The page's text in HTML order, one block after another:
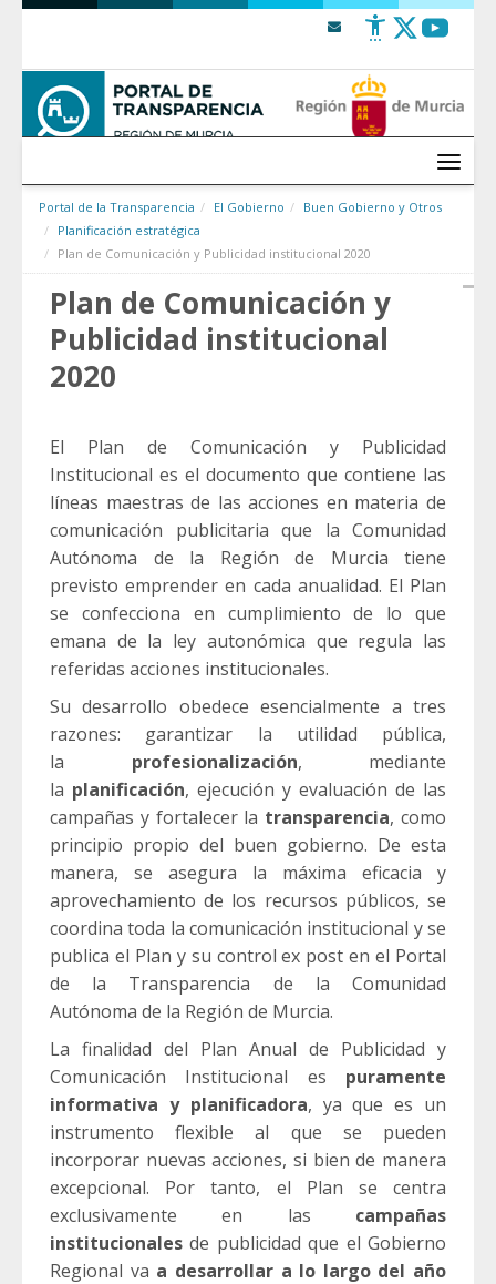
Saltar al contenido
Menú
Portal de la Transparencia El Gobierno
Buen Gobierno y Otros
Planificación estratégica
Plan de Comunicación y Publicidad institucional 2020
Plan de Comunicación y
Publicidad institucional
2020
El Plan de Comunicación y Publicidad
Institucional es el documento que contiene las
líneas maestras de las acciones en materia de
comunicación publicitaria que la Comunidad
Autónoma de la Región de Murcia tiene
previsto emprender en cada anualidad. El Plan
se confecciona en cumplimiento de lo que
emana de la ley autonómica que regula las
referidas acciones institucionales.
Su desarrollo obedece esencialmente a tres
razones: garantizar la utilidad pública,
la profesionalización, mediante
la planificación, ejecución y evaluación de las
campañas y fortalecer la transparencia, como
principio propio del buen gobierno. De esta
manera, se asegura la máxima eficacia y
aprovechamiento de los recursos públicos, se
coordina toda la comunicación institucional y se
publica el Plan y su control ex post en el Portal
de la Transparencia de la Comunidad
Autónoma de la Región de Murcia.
La finalidad del Plan Anual de Publicidad y
Comunicación Institucional es puramente
informativa y planificadora, ya que es un
instrumento flexible al que se pueden
incorporar nuevas acciones, si bien de manera
excepcional. Por tanto, el Plan se centra
exclusivamente en las campañas
institucionales de publicidad que el Gobierno
Regional va a desarrollar a lo largo del año